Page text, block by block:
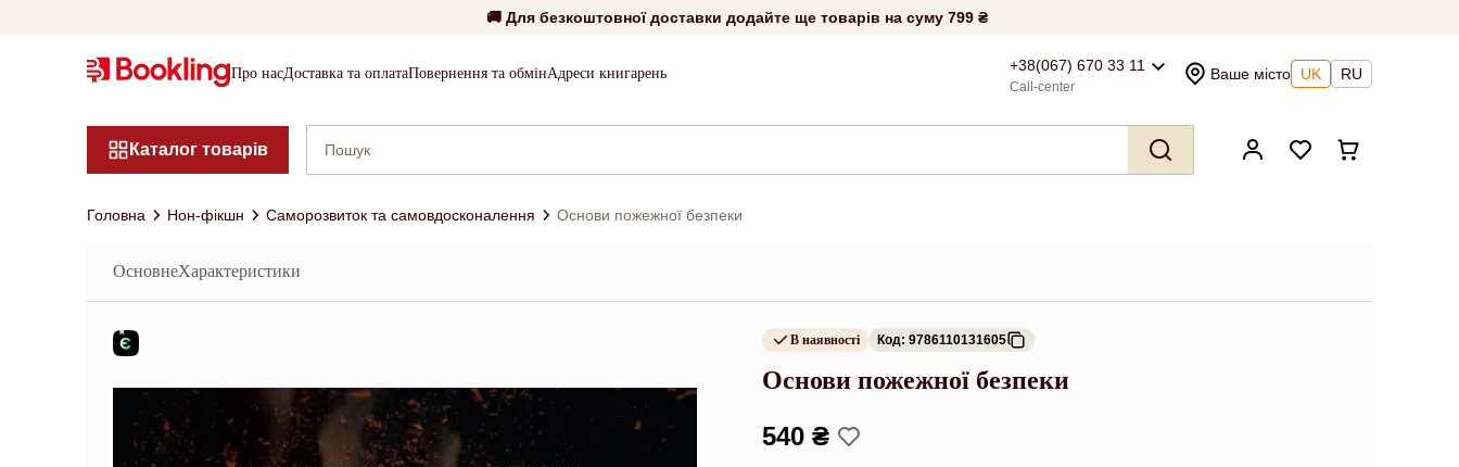
🚚 Для безкоштовної доставки додайте ще товарів на суму 799 ₴
Про насДоставка та оплатаПовернення та обмінАдреси книгарень +38(067) 670 33 11
Call-center
Ваше місто UK RU
Каталог товарів
Головна Нон-фікшн Саморозвиток та самовдосконалення Основи пожежної безпеки
ОсновнеХарактеристики
В наявності Код: 9786110131605
Основи пожежної безпеки
540 ₴